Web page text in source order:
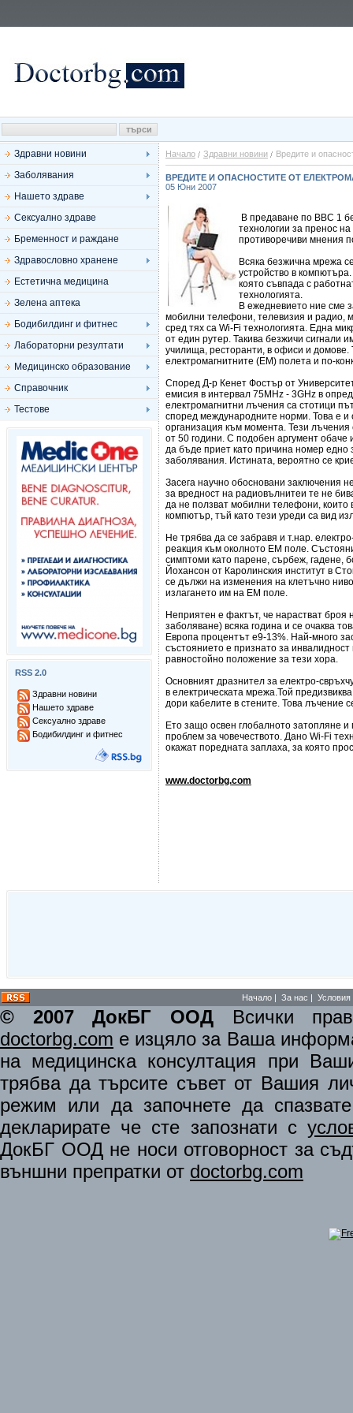
Здравни новини
Заболявания
Нашето здраве
Сексуално здраве
Бременност и раждане
Здравословно хранене
Естетична медицина
Зелена аптека
Бодибилдинг и фитнес
Лабораторни резултати
Медицинско образование
Справочник
Тестове
RSS 2.0
Здравни новини
Нашето здраве
Сексуално здраве
Бодибилдинг и фитнес
Начало Здравни новини Вредите и
ВРЕДИТЕ И ОПАСНОСТИТЕ ОТ
05 Юни 2007
В предаване по BBC 1
технологии за пренос
противоречиви мнения
Всяка безжична мрежа
устройство в
която съвпада с
технологията.
В ежедневието ние сме
мобилни телефони, телевизия и радио,
сред тях са Wi-Fi технологията. Една
от един рутер. Такива безжичи сигнали
училища, ресторанти, в офиси и
електромагнитните (ЕМ) полета и по-
Според Д-р Кенет Фостър от
емисия в интервал 75MHz - 3GHz в
електромагнитни лъчения са стотици
според международните норми. Това е
организация към момента. Тези лъчения
от 50 години. С подобен аргумент
да бъде приет като причина номер едно
заболявания. Истината, вероятно се
Засега научно обосновани заключения
за вредност на радиовълнитеи те не
да не ползват мобилни телефони,
компютър, тъй като тези уреди са вид
Не трябва да се забравя и т.нар.
реакция към околното ЕМ поле.
симптоми като парене, сърбеж, гадене,
Йохансон от Каролинския институт в
се дължи на изменения на клетъчно
излагането им на ЕМ поле.
Неприятен е фактът, че нарастват
заболяване) всяка година и се очаква
Европа процентът е9-13%. Най-много
състоянието е признато за
равностойно положение за тези хора.
Основният дразнител за електро-
в електрическата мрежа.Той
дори кабелите в стените. Това лъчение
Ето защо освен глобалното затопляне
проблем за човечеството. Дано Wi-Fi
окажат поредната заплаха, за която
www.doctorbg.com
Начало | За нас | Условия
© 2007 ДокБГ ООД Всички
doctorbg.com е изцяло за Ваша
на медицинска консултация при
трябва да търсите съвет от Вашия
режим или да започнете да
декларирате че сте запознати с
ДокБГ ООД не носи отговорност за
външни препратки от doctorbg.com